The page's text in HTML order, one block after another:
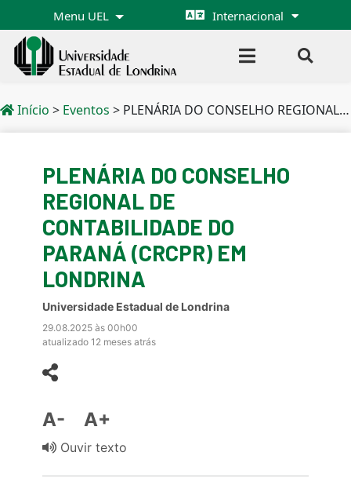
Menu UEL Internacional
Início > Eventos > PLENÁRIA DO CONSELHO REGIONAL DE CONTABILIDADE DO PARANÁ (CRCPR) EM LONDRINA
PLENÁRIA DO CONSELHO
REGIONAL DE
CONTABILIDADE DO
PARANÁ (CRCPR) EM
LONDRINA
Universidade Estadual de Londrina
29.08.2025 às 00h00
atualizado 12 meses atrás
A- A+
Ouvir texto